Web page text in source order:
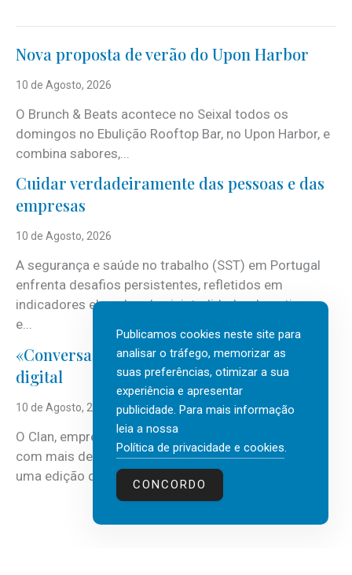
Nova proposta de verão do Upon Harbor
10 de Agosto, 2026
O Brunch & Beats acontece no Seixal todos os
domingos no Ebulição Rooftop Bar, no Upon Harbor, e
combina sabores,...
Cuidar verdadeiramente das pessoas e das
empresas
10 de Agosto, 2026
A segurança e saúde no trabalho (SST) em Portugal
enfrenta desafios persistentes, refletidos em
indicadores elevados de sinistralidade, absentismo
e...
«Conversas do Clan» sobre transformação
digital
10 de Agosto, 2026
O Clan, empresa portuguesa de recursos humanos
com mais de 30 anos de atividade, vai realizar mais
uma edição do...
Publicamos cookies neste site para
analisar o tráfego, memorizar as
suas preferências, otimizar a sua
experiência e apresentar
publicidade. Para mais informação
leia a nossa
Política de privacidade e cookies.
CONCORDO